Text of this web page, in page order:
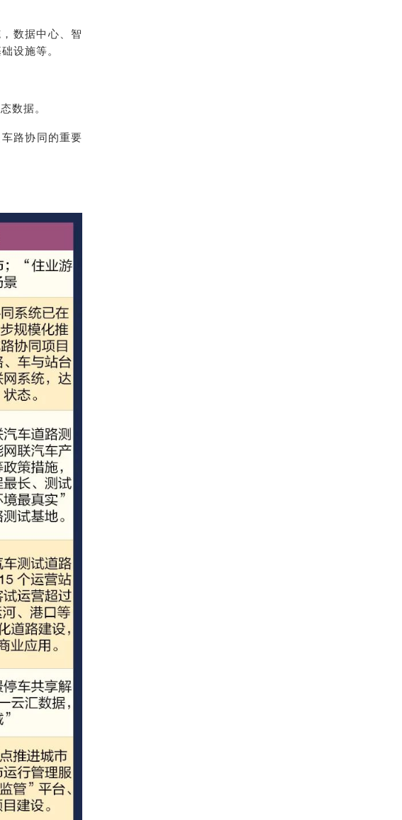
数据中心、智
设施等。
数据。
路协同的重要